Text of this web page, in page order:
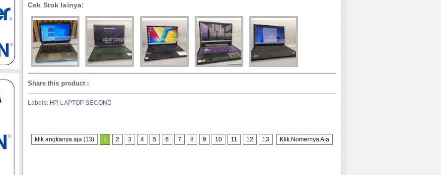
Cek Stok lainya:
Share this product :
Labels: HP, LAPTOP SECOND
klik angkanya aja (13) 1 2 3 4 5 6 7 8 9 10 11 12 13 Klik Nomernya Aja